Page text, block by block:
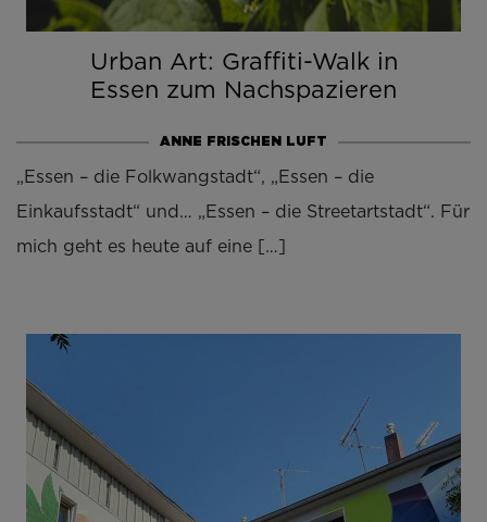
Urban Art: Graffiti-Walk in
Essen zum Nachspazieren
ANNE FRISCHEN LUFT
„Essen – die Folkwangstadt“, „Essen – die
Einkaufsstadt“ und… „Essen – die Streetartstadt“. Für
mich geht es heute auf eine […]